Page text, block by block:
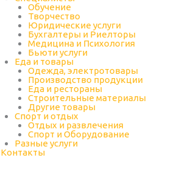
Обучение
Творчество
Юридические услуги
Бухгалтеры и Риелторы
Медицина и Психология
Бьюти услуги
Еда и товары
Одежда, электротовары
Производство продукции
Еда и рестораны
Строительные материалы
Другие товары
Спорт и отдых
Отдых и развлечения
Спорт и Оборудование
Разные услуги
Контакты